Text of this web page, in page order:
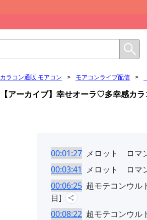
カラコン通販 モアコン > モアコンライブ配信 >
【アーカイブ】幸せオーラ♡多幸感カ
00:01:27 メロット ロマ
00:03:41 メロット ロマ
00:06:25 超モテコンウ
目]
00:08:22 超モテコンウ